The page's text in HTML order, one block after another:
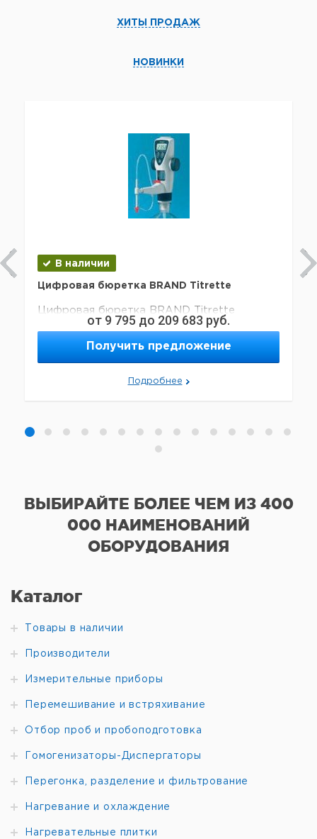
ХИТЫ ПРОДАЖ
НОВИНКИ
В наличии
Цифровая бюретка BRAND Titrette
Цифровая бюретка BRAND Titrette
от 9 795 до 209 683 руб.
Получить предложение
Подробнее
ВЫБИРАЙТЕ БОЛЕЕ ЧЕМ ИЗ 400
000 НАИМЕНОВАНИЙ
ОБОРУДОВАНИЯ
Каталог
Товары в наличии
Производители
Измерительные приборы
Перемешивание и встряхивание
Отбор проб и пробоподготовка
Гомогенизаторы-Диспергаторы
Перегонка, разделение и фильтрование
Нагревание и охлаждение
Нагревательные плитки